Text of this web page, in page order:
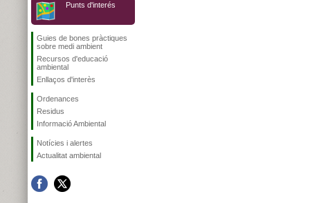
Punts d'interés
Guies de bones pràctiques
sobre medi ambient
Recursos d'educació
ambiental
Enllaços d'interès
Ordenances
Residus
Informació Ambiental
Notícies i alertes
Actualitat ambiental